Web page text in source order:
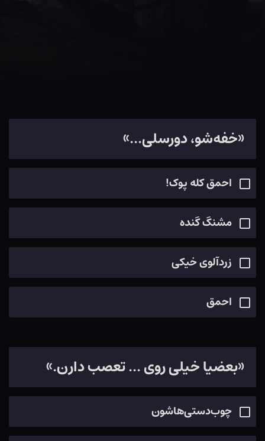
«خفه‌شو، دورسلی...»
احمق کله پوک!
مشنگ گنده
زردآلوی خیکی
احمق
«بعضیا خیلی روی ... تعصب دارن.»
چوب‌دستی‌هاشون